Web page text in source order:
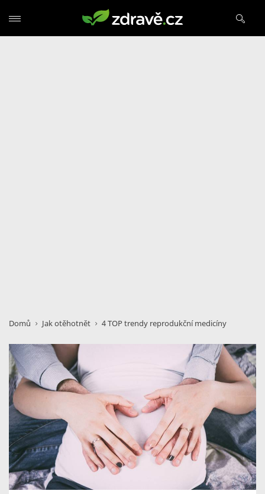
Domů Jak otěhotnět 4 TOP trendy reprodukční medicíny